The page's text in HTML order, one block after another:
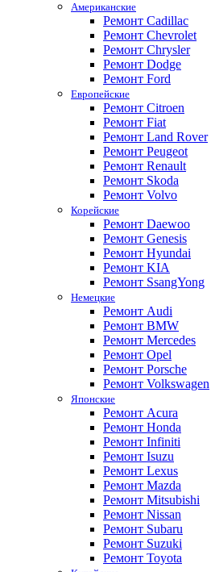
Американские
Ремонт Cadillac
Ремонт Chevrolet
Ремонт Chrysler
Ремонт Dodge
Ремонт Ford
Европейские
Ремонт Citroen
Ремонт Fiat
Ремонт Land Rover
Ремонт Peugeot
Ремонт Renault
Ремонт Skoda
Ремонт Volvo
Корейские
Ремонт Daewoo
Ремонт Genesis
Ремонт Hyundai
Ремонт KIA
Ремонт SsangYong
Немецкие
Ремонт Audi
Ремонт BMW
Ремонт Mercedes
Ремонт Opel
Ремонт Porsche
Ремонт Volkswagen
Японские
Ремонт Acura
Ремонт Honda
Ремонт Infiniti
Ремонт Isuzu
Ремонт Lexus
Ремонт Mazda
Ремонт Mitsubishi
Ремонт Nissan
Ремонт Subaru
Ремонт Suzuki
Ремонт Toyota